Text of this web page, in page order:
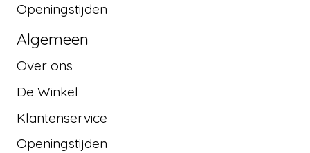
Openingstijden
Algemeen
Over ons
De Winkel
Klantenservice
Openingstijden